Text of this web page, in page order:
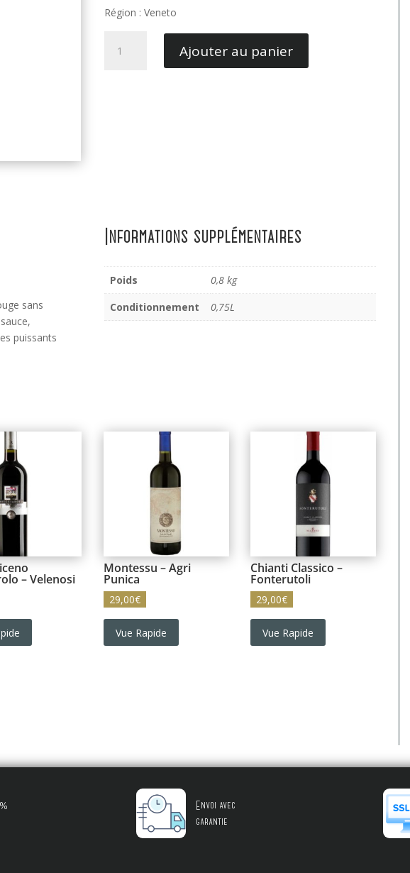
Région : Veneto
Ajouter au panier
sans
puissants
Informations supplémentaires
Poids
0,8 kg
Conditionnement
0,75L
– Velenosi
Montessu – Agri
Punica
29,00€
Vue Rapide
Chianti Classico –
Fonterutoli
29,00€
Vue Rapide
Envoi avec
garantie